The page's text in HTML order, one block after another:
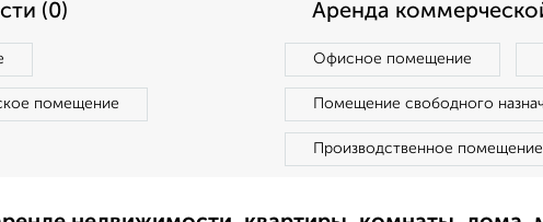
(0)
помещение
Аренда
Офисное помещение
Помещение свободного
Производственное помещение